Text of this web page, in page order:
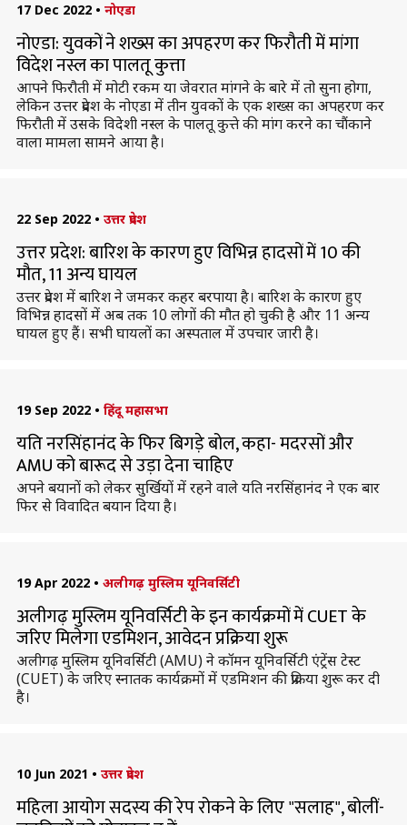
17 Dec 2022 • नोएडा
नोएडा: युवकों ने शख्स का अपहरण कर फिरौती में मांगा
विदेश नस्ल का पालतू कुत्ता
आपने फिरौती में मोटी रकम या जेवरात मांगने के बारे में तो सुना होगा,
लेकिन उत्तर प्रदेश के नोएडा में तीन युवकों के एक शख्स का अपहरण कर
फिरौती में उसके विदेशी नस्ल के पालतू कुत्ते की मांग करने का चौंकाने
वाला मामला सामने आया है।
22 Sep 2022 • उत्तर प्रदेश
उत्तर प्रदेश: बारिश के कारण हुए विभिन्न हादसों में 10 की
मौत, 11 अन्य घायल
उत्तर प्रदेश में बारिश ने जमकर कहर बरपाया है। बारिश के कारण हुए
विभिन्न हादसों में अब तक 10 लोगों की मौत हो चुकी है और 11 अन्य
घायल हुए हैं। सभी घायलों का अस्पताल में उपचार जारी है।
19 Sep 2022 • हिंदू महासभा
यति नरसिंहानंद के फिर बिगड़े बोल, कहा- मदरसों और
AMU को बारूद से उड़ा देना चाहिए
अपने बयानों को लेकर सुर्खियों में रहने वाले यति नरसिंहानंद ने एक बार
फिर से विवादित बयान दिया है।
19 Apr 2022 • अलीगढ़ मुस्लिम यूनिवर्सिटी
अलीगढ़ मुस्लिम यूनिवर्सिटी के इन कार्यक्रमों में CUET के
जरिए मिलेगा एडमिशन, आवेदन प्रक्रिया शुरू
अलीगढ़ मुस्लिम यूनिवर्सिटी (AMU) ने कॉमन यूनिवर्सिटी एंट्रेंस टेस्ट
(CUET) के जरिए स्नातक कार्यक्रमों में एडमिशन की प्रक्रिया शुरू कर दी
है।
10 Jun 2021 • उत्तर प्रदेश
महिला आयोग सदस्य की रेप रोकने के लिए "सलाह", बोलीं-